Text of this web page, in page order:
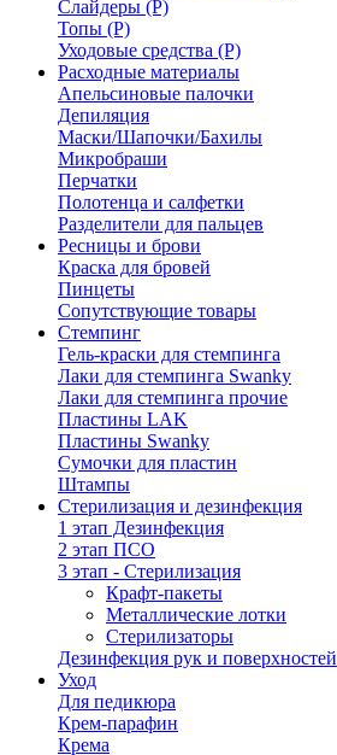
Слайдеры (Р)
Топы (Р)
Уходовые средства (Р)
Расходные материалы
Апельсиновые палочки
Депиляция
Маски/Шапочки/Бахилы
Микробраши
Перчатки
Полотенца и салфетки
Разделители для пальцев
Ресницы и брови
Краска для бровей
Пинцеты
Сопутствующие товары
Стемпинг
Гель-краски для стемпинга
Лаки для стемпинга Swanky
Лаки для стемпинга прочие
Пластины LAK
Пластины Swanky
Сумочки для пластин
Штампы
Стерилизация и дезинфекция
1 этап Дезинфекция
2 этап ПСО
3 этап - Стерилизация
Крафт-пакеты
Металлические лотки
Стерилизаторы
Дезинфекция рук и поверхностей
Уход
Для педикюра
Крем-парафин
Крема